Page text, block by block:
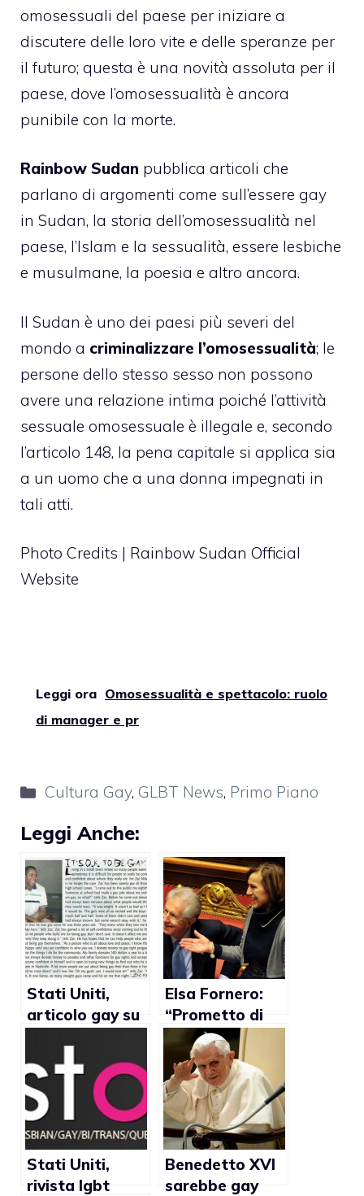
omosessuali del paese per iniziare a
discutere delle loro vite e delle speranze per
il futuro; questa è una novità assoluta per il
paese, dove l’omosessualità è ancora
punibile con la morte.
Rainbow Sudan pubblica articoli che
parlano di argomenti come sull’essere gay
in Sudan, la storia dell’omosessualità nel
paese, l’Islam e la sessualità, essere lesbiche
e musulmane, la poesia e altro ancora.
Il Sudan è uno dei paesi più severi del
mondo a criminalizzare l’omosessualità; le
persone dello stesso sesso non possono
avere una relazione intima poiché l’attività
sessuale omosessuale è illegale e, secondo
l’articolo 148, la pena capitale si applica sia
a un uomo che a una donna impegnati in
tali atti.
Photo Credits | Rainbow Sudan Official
Website
Leggi ora Omosessualità e spettacolo: ruolo
di manager e pr
Categorie
Cultura Gay, GLBT News, Primo Piano
Leggi Anche:
Stati Uniti,
articolo gay su
polemiche nel
Tennessee
Elsa Fornero:
“Prometto di
agire a favore
delle coppie
gay”
Stati Uniti,
rivista lgbt
Benedetto XVI
sarebbe gay